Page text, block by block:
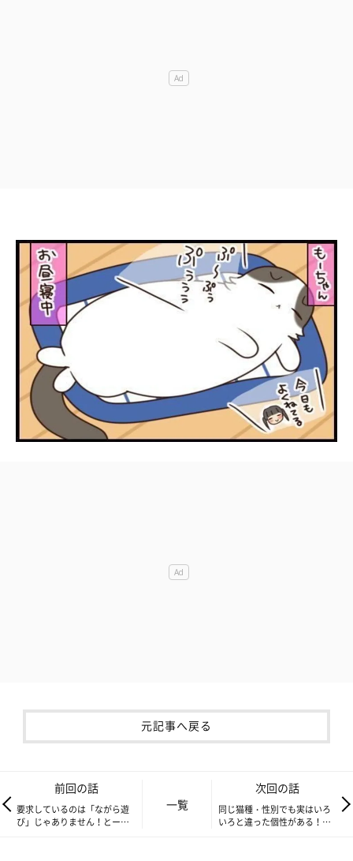
元記事へ戻る
前回の話
要求しているのは「ながら遊
び」じゃありません！とーっ
一覧
次回の話
同じ猫種・性別でも実はいろ
いろと違った個性がある！